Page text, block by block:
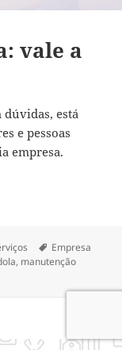
vale a
está
e pessoas
empresa.
vale a pena
Tags
Empresa
, manutenção